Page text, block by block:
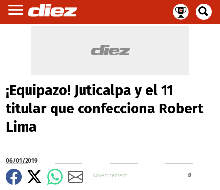
¡Equipazo! Juticalpa y el 11
titular que confecciona Robert
Lima
06/01/2019
X